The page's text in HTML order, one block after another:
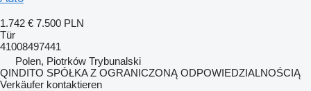
1.742 € 7.500 PLN
Tür
41008497441
Polen, Piotrków Trybunalski
QINDITO SPÓŁKA Z OGRANICZONĄ ODPOWIEDZIALNOŚCIĄ
Verkäufer kontaktieren